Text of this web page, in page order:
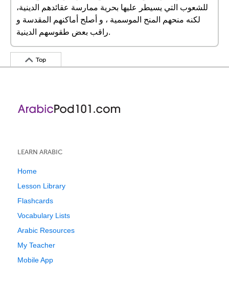
للشعوب التي يسيطر عليها بحرية ممارسة عقائدهم الدينية،
لكنه منحهم المنح الموسمية ، و أصلح أماكنهم المقدسة و
راقب بعض طقوسهم الدينية.
Top
LEARN ARABIC
Home
Lesson Library
Flashcards
Vocabulary Lists
Arabic Resources
My Teacher
Mobile App